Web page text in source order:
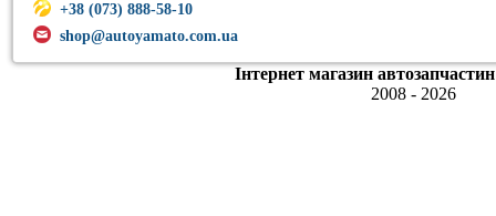
+38 (073) 888-58-10
shop@autoyamato.com.ua
Інтернет магазин
2008 - 2026